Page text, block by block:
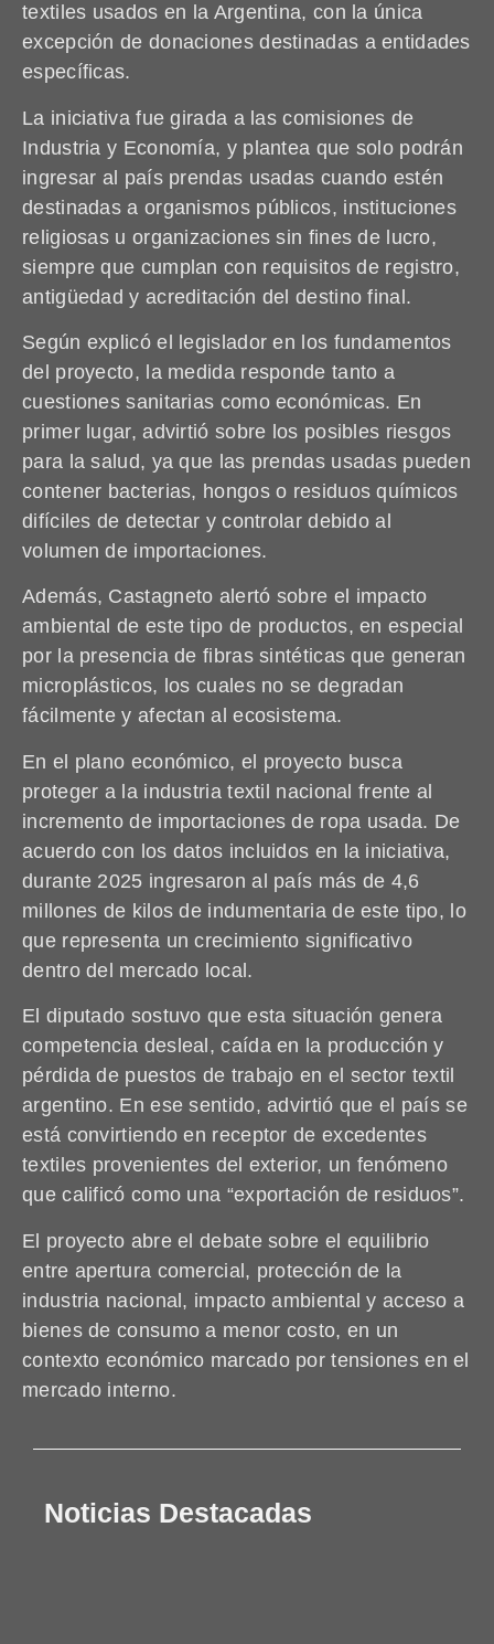
textiles usados en la Argentina, con la única
excepción de donaciones destinadas a entidades
específicas.
La iniciativa fue girada a las comisiones de
Industria y Economía, y plantea que solo podrán
ingresar al país prendas usadas cuando estén
destinadas a organismos públicos, instituciones
religiosas u organizaciones sin fines de lucro,
siempre que cumplan con requisitos de registro,
antigüedad y acreditación del destino final.
Según explicó el legislador en los fundamentos
del proyecto, la medida responde tanto a
cuestiones sanitarias como económicas. En
primer lugar, advirtió sobre los posibles riesgos
para la salud, ya que las prendas usadas pueden
contener bacterias, hongos o residuos químicos
difíciles de detectar y controlar debido al
volumen de importaciones.
Además, Castagneto alertó sobre el impacto
ambiental de este tipo de productos, en especial
por la presencia de fibras sintéticas que generan
microplásticos, los cuales no se degradan
fácilmente y afectan al ecosistema.
En el plano económico, el proyecto busca
proteger a la industria textil nacional frente al
incremento de importaciones de ropa usada. De
acuerdo con los datos incluidos en la iniciativa,
durante 2025 ingresaron al país más de 4,6
millones de kilos de indumentaria de este tipo, lo
que representa un crecimiento significativo
dentro del mercado local.
El diputado sostuvo que esta situación genera
competencia desleal, caída en la producción y
pérdida de puestos de trabajo en el sector textil
argentino. En ese sentido, advirtió que el país se
está convirtiendo en receptor de excedentes
textiles provenientes del exterior, un fenómeno
que calificó como una “exportación de residuos”.
El proyecto abre el debate sobre el equilibrio
entre apertura comercial, protección de la
industria nacional, impacto ambiental y acceso a
bienes de consumo a menor costo, en un
contexto económico marcado por tensiones en el
mercado interno.
Noticias Destacadas